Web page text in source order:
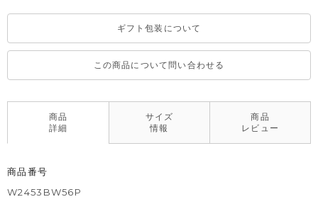
ギフト包装について
この商品について問い合わせる
商品
詳細
サイズ
情報
商品
レビュー
商品番号
W2453BW56P